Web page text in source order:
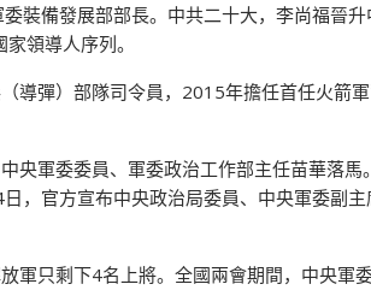
裝備發展部部長。中共二十大，李尚福晉
領導人序列。
導彈）部隊司令員，2015年擔任首任火箭
央軍委委員、軍委政治工作部主任苗華落
，官方宣布中央政治局委員、中央軍委副
軍只剩下4名上將。全國兩會期間，中央軍委